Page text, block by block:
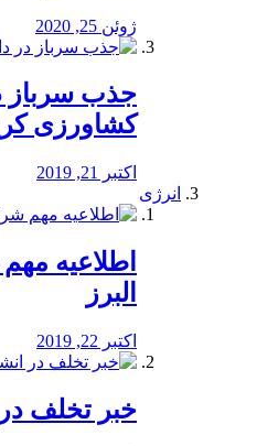
ژوئن 25, 2020
جذب سرباز
کشاورزی
اکتبر 21, 2019
انرژی
️اطلاعیه
البرز
اکتبر 22, 2019
خبر تخلف